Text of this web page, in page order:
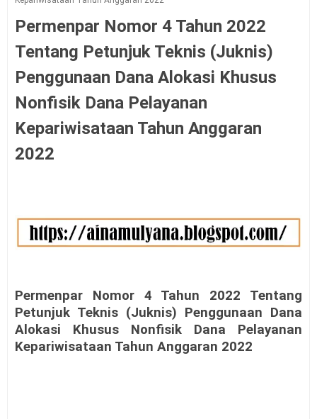
Permenpar Nomor 4 Tahun 2022
Tentang Petunjuk Teknis (Juknis)
Penggunaan Dana Alokasi Khusus
Nonfisik Dana Pelayanan
Kepariwisataan Tahun Anggaran
2022
Permenpar Nomor 4 Tahun 2022 Tentang
Petunjuk Teknis (Juknis) Penggunaan Dana
Alokasi Khusus Nonfisik Dana Pelayanan
Kepariwisataan Tahun Anggaran 2022